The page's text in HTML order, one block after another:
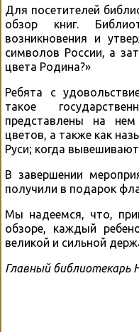
Для посетителей
обзор книг.
возникновения и
символов России, а
цвета Родина?»
Ребята с
такое
представлены на
цветов, а также как
Руси; когда
В завершении
получили в подарок
Мы надеемся, что,
обзоре, каждый
великой и сильной
Главный